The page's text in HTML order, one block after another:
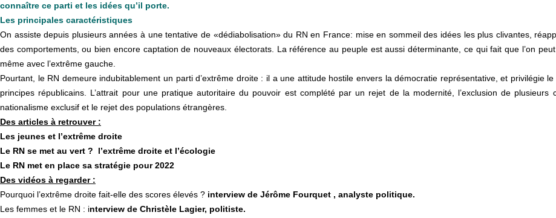
connaître ce parti et les idées qu’il porte.
Les principales caractéristiques
On assiste depuis plusieurs années à une tentative de «dédiabolisation» du RN en France: mise en sommeil des idées les plus clivantes,
des comportements, ou bien encore captation de nouveaux électorats. La référence au peuple est aussi déterminante, ce qui fait que l’on
même avec l’extrême gauche.
Pourtant, le RN demeure indubitablement un parti d’extrême droite : il a une attitude hostile envers la démocratie représentative, et privilégie
principes républicains. L’attrait pour une pratique autoritaire du pouvoir est complété par un rejet de la modernité, l’exclusion de plusieurs
nationalisme exclusif et le rejet des populations étrangères.
Des articles à retrouver :
Les jeunes et l’extrême droite
Le RN se met au vert ? l’extrême droite et l’écologie
Le RN met en place sa stratégie pour 2022
Des vidéos à regarder :
Pourquoi l’extrême droite fait-elle des scores élevés ? interview de Jérôme Fourquet , analyste politique.
Les femmes et le RN : interview de Christèle Lagier, politiste.